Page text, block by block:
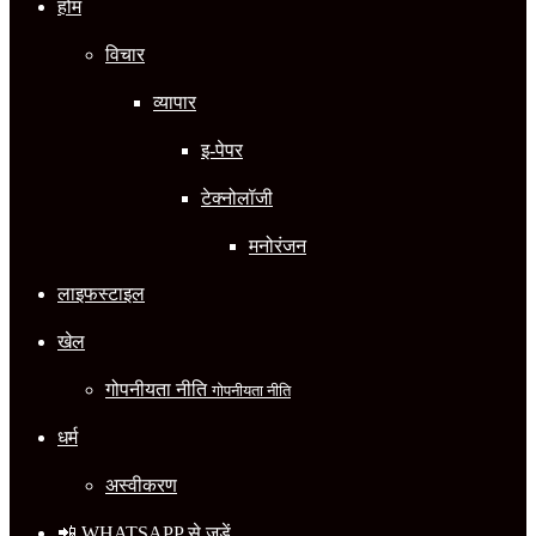
होम
विचार
व्यापार
इ-पेपर
टेक्नोलॉजी
मनोरंजन
लाइफस्टाइल
खेल
गोपनीयता नीतिगोपनीयता नीति
धर्म
अस्वीकरण